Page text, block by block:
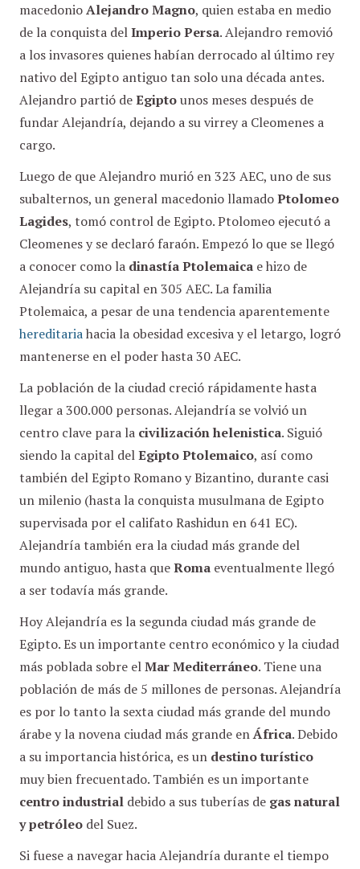
macedonioAlejandro Magno, quien estaba en medio
de la conquista delImperio Persa. Alejandro removió
a los invasores quienes habían derrocado al último rey
nativo del Egipto antiguo tan solo una década antes.
Alejandro partió deEgiptounos meses después de
fundar Alejandría, dejando a su virrey a Cleomenes a
cargo.
Luego de que Alejandro murió en 323 AEC, uno de sus
subalternos, un general macedonio llamadoPtolomeo
Lagides, tomó control de Egipto. Ptolomeo ejecutó a
Cleomenes y se declaró faraón. Empezó lo que se llegó
a conocer como la dinastía Ptolemaica e hizo de
Alejandría su capital en 305 AEC. La familia
Ptolemaica, a pesar de una tendencia aparentemente
hereditariahacia la obesidad excesiva y el letargo, logró
mantenerse en el poder hasta 30 AEC.
La población de la ciudad creció rápidamente hasta
llegar a 300.000 personas. Alejandría se volvió un
centro clave para la civilización helenistica. Siguió
siendo la capital delEgipto Ptolemaico, así como
también del Egipto Romano y Bizantino, durante casi
un milenio (hasta la conquista musulmana de Egipto
supervisada por el califato Rashidun en 641 EC).
Alejandría también era la ciudad más grande del
mundo antiguo, hasta queRoma eventualmente llegó
a ser todavía más grande.
Hoy Alejandría es la segunda ciudad más grande de
Egipto. Es un importante centro económico y la ciudad
más poblada sobre elMar Mediterráneo. Tiene una
población de más de 5 millones de personas. Alejandría
es por lo tanto la sexta ciudad más grande del mundo
árabe y la novena ciudad más grande enÁfrica. Debido
a su importancia histórica, es un destino turístico
muy bien frecuentado. También es un importante
centro industrial debido a sus tuberías de gas natural
y petróleo del Suez.
Si fuese a navegar hacia Alejandría durante el tiempo